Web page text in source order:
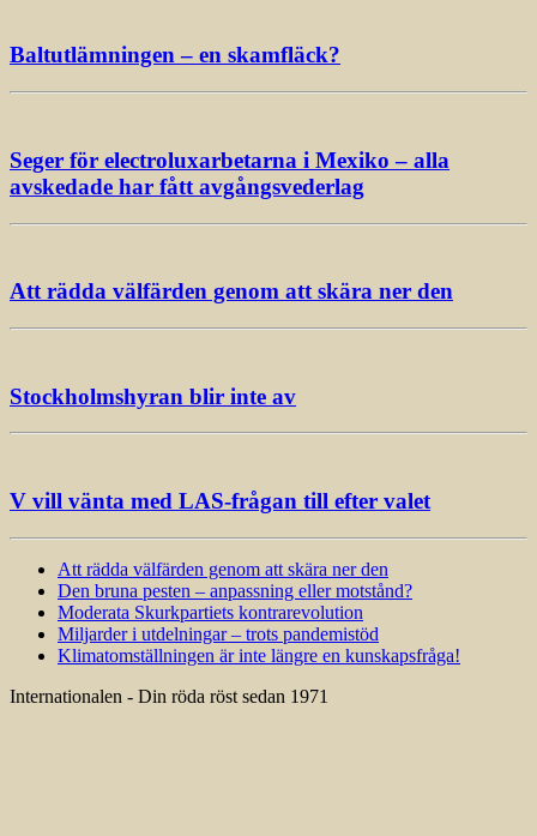
Baltutlämningen – en skamfläck?
Seger för electroluxarbetarna i Mexiko – alla
avskedade har fått avgångsvederlag
Att rädda välfärden genom att skära ner den
Stockholmshyran blir inte av
V vill vänta med LAS-frågan till efter valet
Att rädda välfärden genom att skära ner den
Den bruna pesten – anpassning eller motstånd?
Moderata Skurkpartiets kontrarevolution
Miljarder i utdelningar – trots pandemistöd
Klimatomställningen är inte längre en kunskapsfråga!
Internationalen - Din röda röst sedan 1971